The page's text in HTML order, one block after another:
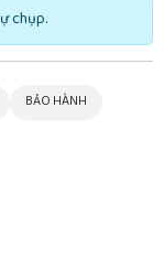
chụp.
BẢO HÀNH